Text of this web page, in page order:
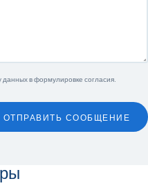
данных вформулировке согласия.
ОТПРАВИТЬ СООБЩЕНИЕ